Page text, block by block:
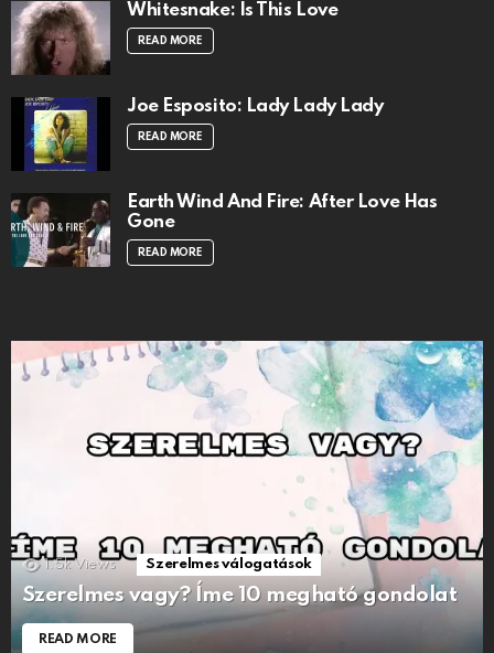
Whitesnake: Is This Love
READ MORE
Joe Esposito: Lady Lady Lady
READ MORE
Earth Wind And Fire: After Love Has
Gone
READ MORE
1.5k Views Szerelmes válogatások
Szerelmes vagy? Íme 10 megható gondolat
READ MORE